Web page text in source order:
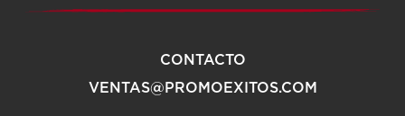
CONTACTO
VENTAS@PROMOEXITOS.COM